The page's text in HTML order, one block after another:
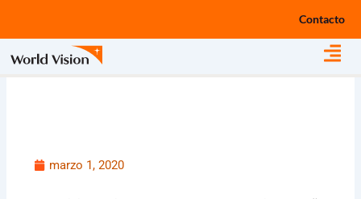
Contacto
marzo 1, 2020